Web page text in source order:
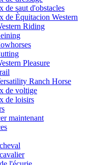
de saut d'obstacles
de Èquitacion Western
Riding
Pleasure
Ranch Horse
de voltige
de loisirs
maintenant